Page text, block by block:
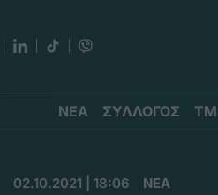
ΝΕΑ ΣΥΛΛΟΓΟΣ
02.10.2021 | 18:06 ΝΕΑ